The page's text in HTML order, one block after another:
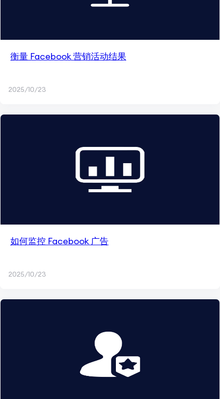
衡量 Facebook 营销活动结果
2025/10/23
如何监控 Facebook 广告
2025/10/23